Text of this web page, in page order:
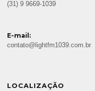
(31) 9 9669-1039
E-mail:
contato@lightfm1039.com.br
LOCALIZAÇÃO